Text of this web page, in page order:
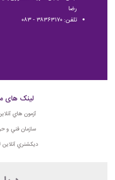
رضا
تلفن: ۳۸۳۶۳۱۷۰ - ۰۸۳
لینک های
آزمون هاي
سازمان فني و
ديكشنري آنلاين